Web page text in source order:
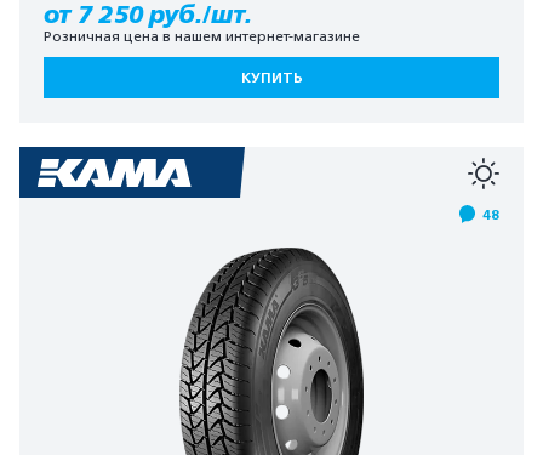
от 7 250 руб./шт.
Розничная цена в нашем интернет-магазине
КУПИТЬ
48